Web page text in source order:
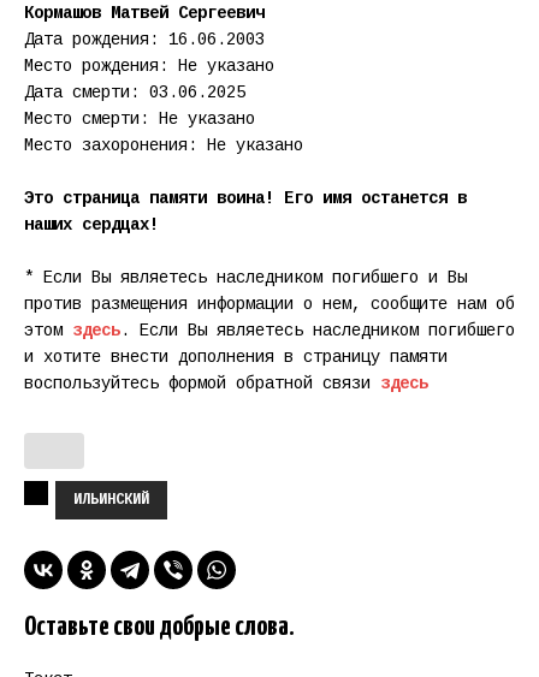
Кормашов Матвей Сергеевич
Дата рождения: 16.06.2003
Место рождения: Не указано
Дата смерти: 03.06.2025
Место смерти: Не указано
Место захоронения: Не указано
Это страница памяти воина! Его имя останется в
наших сердцах!
* Если Вы являетесь наследником погибшего и Вы
против размещения информации о нем, сообщите нам об
этом здесь. Если Вы являетесь наследником погибшего
и хотите внести дополнения в страницу памяти
воспользуйтесь формой обратной связи здесь
ИЛЬИНСКИЙ
Оставьте свои добрые слова.